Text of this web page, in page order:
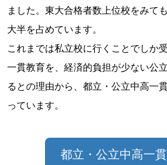
ました。東大合格者数上位校をみて
大半を占めています。
これまでは私立校に行くことでしか
一貫教育を、経済的負担が少ない公
るとの理由から、都立・公立中高一
っています。
都立・公立中高一